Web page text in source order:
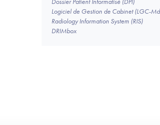
Dossier Patient Informatisé (DPI)
Logiciel de Gestion de Cabinet (LGC-
Radiology Information System (RIS)
DRIMbox